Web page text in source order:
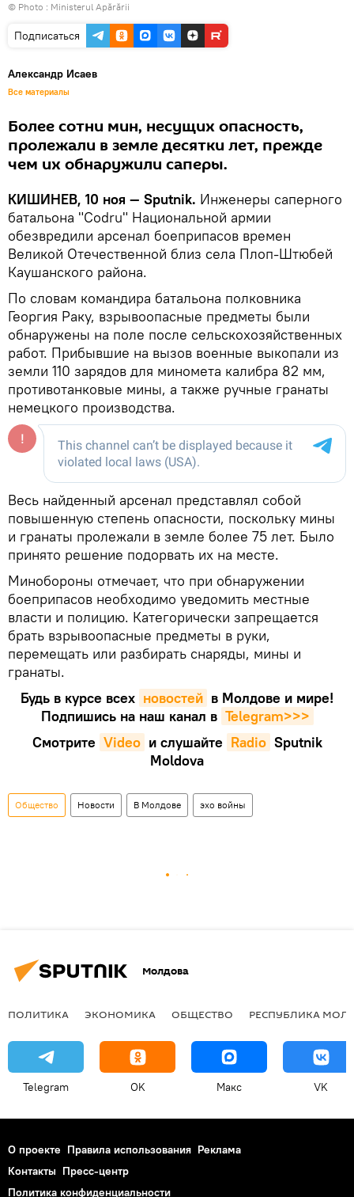
© Photo : Ministerul Apărării
Подписаться
Александр Исаев
Все материалы
Более сотни мин, несущих опасность,
пролежали в земле десятки лет, прежде
чем их обнаружили саперы.
КИШИНЕВ, 10 ноя — Sputnik. Инженеры саперного
батальона "Codru" Национальной армии
обезвредили арсенал боеприпасов времен
Великой Отечественной близ села Плоп-Штюбей
Каушанского района.
По словам командира батальона полковника
Георгия Раку, взрывоопасные предметы были
обнаружены на поле после сельскохозяйственных
работ. Прибывшие на вызов военные выкопали из
земли 110 зарядов для миномета калибра 82 мм,
противотанковые мины, а также ручные гранаты
немецкого производства.
Весь найденный арсенал представлял собой
повышенную степень опасности, поскольку мины
и гранаты пролежали в земле более 75 лет. Было
принято решение подорвать их на месте.
Минобороны отмечает, что при обнаружении
боеприпасов необходимо уведомить местные
власти и полицию. Категорически запрещается
брать взрывоопасные предметы в руки,
перемещать или разбирать снаряды, мины и
гранаты.
Будь в курсе всех новостей в Молдове и мире!
Подпишись на наш канал в Telegram>>>
Смотрите Video и слушайте Radio Sputnik
Moldova
Общество Новости В Молдове эхо войны
Молдова
ПОЛИТИКА ЭКОНОМИКА ОБЩЕСТВО РЕСПУБЛИКА
Telegram OK Макс VK
О проекте Правила использования Реклама
Контакты Пресс-центр
Политика конфиденциальности